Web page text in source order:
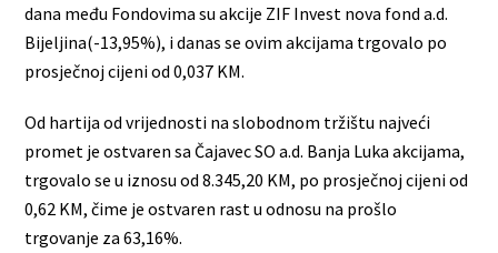
dana među Fondovima su akcije ZIF Invest nova fond a.d.
Bijeljina(-13,95%), i danas se ovim akcijama trgovalo po
prosječnoj cijeni od 0,037 KM.
Od hartija od vrijednosti na slobodnom tržištu najveći
promet je ostvaren sa Čajavec SO a.d. Banja Luka akcijama,
trgovalo se u iznosu od 8.345,20 KM, po prosječnoj cijeni od
0,62 KM, čime je ostvaren rast u odnosu na prošlo
trgovanje za 63,16%.